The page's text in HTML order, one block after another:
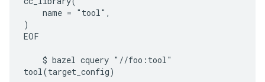
    name = "tool",
)
EOF
    $ bazel cquery "//foo:tool"
tool(target_config)